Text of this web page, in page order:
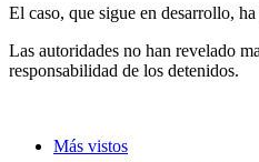
El caso, que sigue en desarrollo,
Las autoridades no han revelado
responsabilidad de los detenidos.
Más vistos